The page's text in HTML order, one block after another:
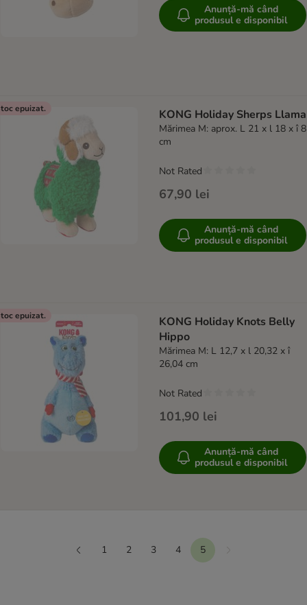
Anunță-mă când
produsul e disponibil
epuizat. KONG Holiday Sherps Llama
Mărimea M: aprox. L 21 x l 18 x î 8
cm
67,90 lei
Not Rated
Anunță-mă când
produsul e disponibil
epuizat.
KONG Holiday Knots Belly
Hippo
Mărimea M: L 12,7 x l 20,32 x î
26,04 cm
101,90 lei
Not Rated
Anunță-mă când
produsul e disponibil
1 2 3 4 5 mai departe